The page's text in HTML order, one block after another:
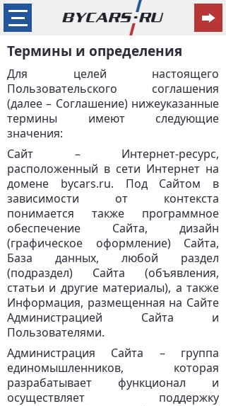
Термины и определения
Для целей настоящего
Пользовательского соглашения
(далее – Соглашение) нижеуказанные
термины имеют следующие
значения:
Сайт – Интернет-ресурс,
расположенный в сети Интернет на
домене bycars.ru. Под Сайтом в
зависимости от контекста
понимается также программное
обеспечение Сайта, дизайн
(графическое оформление) Сайта,
База данных, любой раздел
(подраздел) Сайта (объявления,
статьи и другие материалы), а также
Информация, размещенная на Сайте
Администрацией Сайта и
Пользователями.
Администрация Сайта – группа
единомышленников, которая
разрабатывает функционал и
осуществляет поддержку